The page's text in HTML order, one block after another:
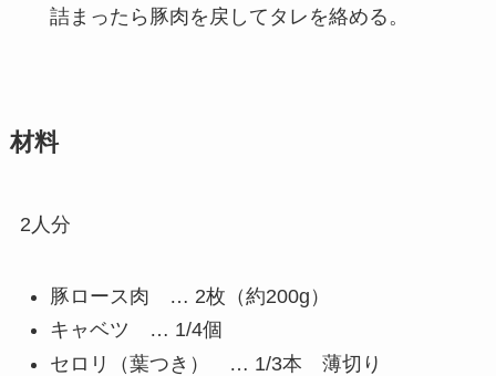
詰まったら豚肉を戻してタレを絡める。
材料
2人分
豚ロース肉 … 2枚（約200g）
キャベツ … 1/4個
セロリ（葉つき） … 1/3本 薄切り